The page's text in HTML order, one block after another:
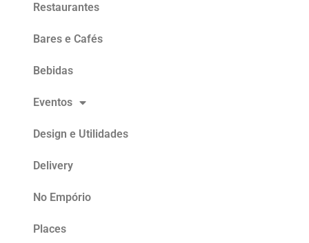
Restaurantes
Bares e Cafés
Bebidas
Eventos
Design e Utilidades
Delivery
No Empório
Places